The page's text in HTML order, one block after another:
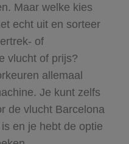
Maar welke kies
echt uit en sorteer
of
vlucht of prijs?
allemaal
Je kunt zelfs
de vlucht Barcelona
en je hebt de optie